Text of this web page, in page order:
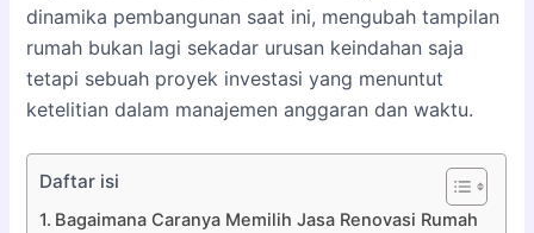
dinamika pembangunan saat ini, mengubah tampilan
rumah bukan lagi sekadar urusan keindahan saja
tetapi sebuah proyek investasi yang menuntut
ketelitian dalam manajemen anggaran dan waktu.
Daftar isi
Bagaimana Caranya Memilih Jasa Renovasi Rumah